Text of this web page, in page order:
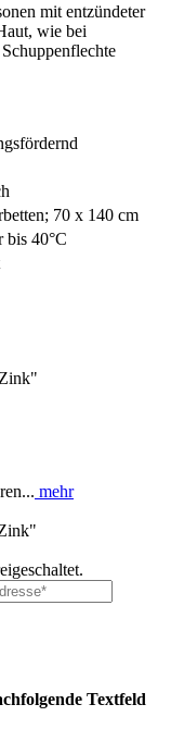
mit entzündeter
wie bei
70 x 140 cm
bis 40°C
mehr
Textfeld